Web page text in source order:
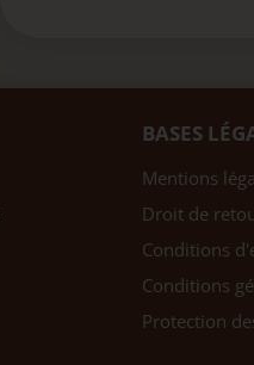
BASES
Mentions
Droit de
Conditions
Conditions
Protection